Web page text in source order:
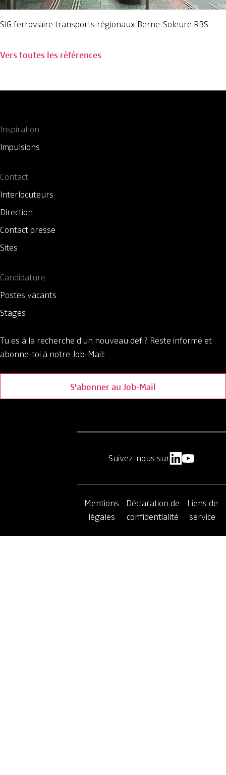
SIG ferroviaire transports régionaux Berne-Soleure RBS
Vers toutes les références
Inspiration
Impulsions
Contact
Interlocuteurs
Direction
Contact presse
Sites
Candidature
Postes vacants
Stages
Tu es à la recherche d'un nouveau défi? Reste informé et
abonne-toi à notre Job-Mail:
S'abonner au Job-Mail
Mentions
légales
Déclaration de
confidentialité
Liens de
service
Suivez-nous sur